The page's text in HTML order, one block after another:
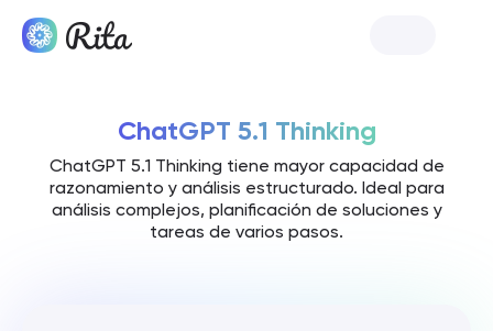
ChatGPT 5.1 Thinking
ChatGPT 5.1 Thinking tiene mayor capacidad de
razonamiento y análisis estructurado. Ideal para
análisis complejos, planificación de soluciones y
tareas de varios pasos.